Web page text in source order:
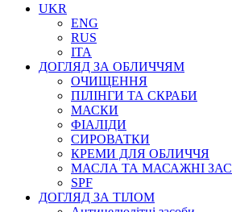
UKR
ENG
RUS
ITA
ДОГЛЯД ЗА ОБЛИЧЧЯМ
ОЧИЩЕННЯ
ПІЛІНГИ ТА СКРАБИ
МАСКИ
ФІАЛІДИ
СИРОВАТКИ
КРЕМИ ДЛЯ ОБЛИЧЧЯ
МАСЛА ТА МАСАЖНІ
SPF
ДОГЛЯД ЗА ТІЛОМ